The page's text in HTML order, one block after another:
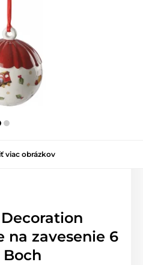
viac obrázkov
na zavesenie 6